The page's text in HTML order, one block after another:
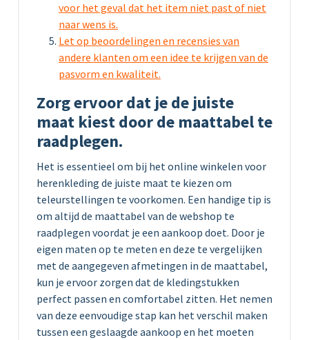
voor het geval dat het item niet past of niet
naar wens is.
Let op beoordelingen en recensies van
andere klanten om een idee te krijgen van de
pasvorm en kwaliteit.
Zorg ervoor dat je de juiste
maat kiest door de maattabel te
raadplegen.
Het is essentieel om bij het online winkelen voor
herenkleding de juiste maat te kiezen om
teleurstellingen te voorkomen. Een handige tip is
om altijd de maattabel van de webshop te
raadplegen voordat je een aankoop doet. Door je
eigen maten op te meten en deze te vergelijken
met de aangegeven afmetingen in de maattabel,
kun je ervoor zorgen dat de kledingstukken
perfect passen en comfortabel zitten. Het nemen
van deze eenvoudige stap kan het verschil maken
tussen een geslaagde aankoop en het moeten